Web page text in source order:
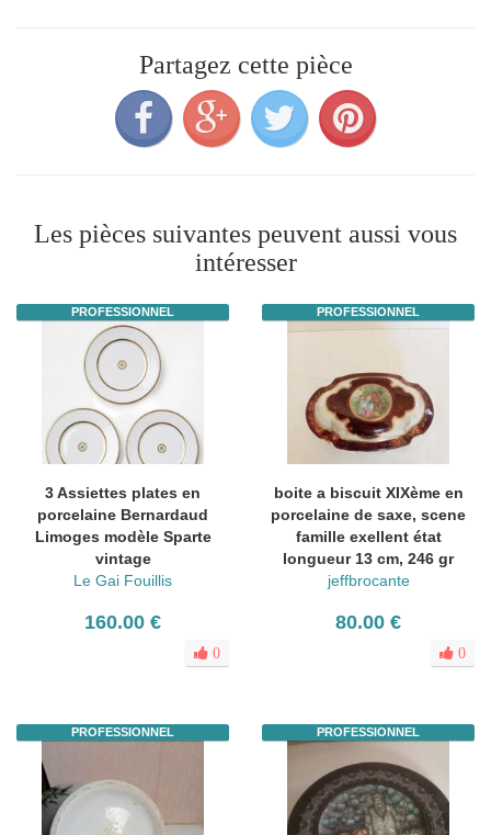
Partagez cette pièce
Les pièces suivantes peuvent aussi vous
intéresser
PROFESSIONNEL
3 Assiettes plates en
porcelaine Bernardaud
Limoges modèle Sparte
vintage
Le Gai Fouillis
160.00 €
0
PROFESSIONNEL
boite a biscuit XIXème en
porcelaine de saxe, scene
famille exellent état
longueur 13 cm, 246 gr
jeffbrocante
80.00 €
0
PROFESSIONNEL PROFESSIONNEL